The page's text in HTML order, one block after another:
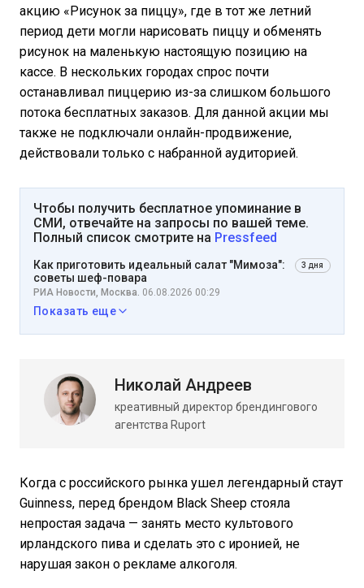
акцию «Рисунок за пиццу», где в тот же летний
период дети могли нарисовать пиццу и обменять
рисунок на маленькую настоящую позицию на
кассе. В нескольких городах спрос почти
останавливал пиццерию из-за слишком большого
потока бесплатных заказов. Для данной акции мы
также не подключали онлайн-продвижение,
действовали только с набранной аудиторией.
Чтобы получить бесплатное упоминание в
СМИ, отвечайте на запросы по вашей теме.
Полный список смотрите на Pressfeed
Как приготовить идеальный салат "Мимоза":
советы шеф-повара
3 дня
РИА Новости, Москва. 06.08.2026 00:29
Показать еще
Николай Андреев
креативный директор брендингового
агентства Ruport
Когда с российского рынка ушел легендарный стаут
Guinness, перед брендом Black Sheep стояла
непростая задача — занять место культового
ирландского пива и сделать это с иронией, не
нарушая закон о рекламе алкоголя.